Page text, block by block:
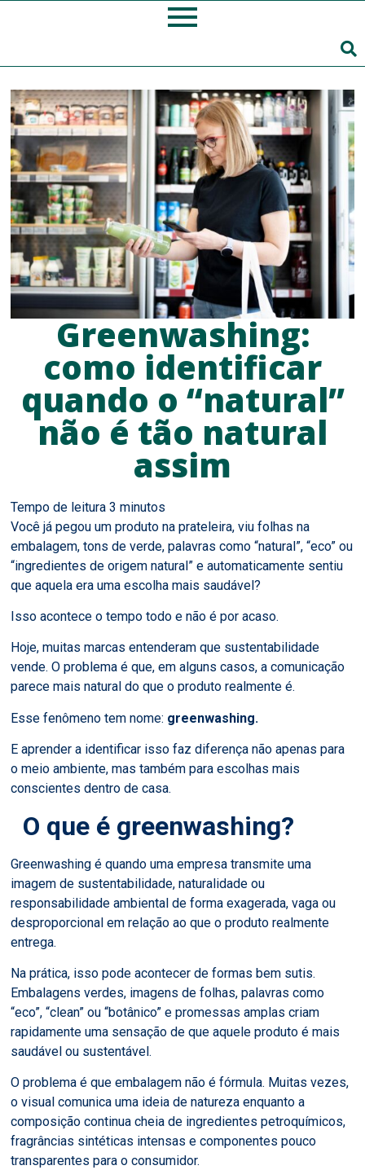
Greenwashing:
como identificar
quando o “natural”
não é tão natural
assim
Você já pegou um produto na prateleira, viu folhas na
embalagem, tons de verde, palavras como “natural”, “eco” ou
“ingredientes de origem natural” e automaticamente sentiu
que aquela era uma escolha mais saudável?
Isso acontece o tempo todo e não é por acaso.
Hoje, muitas marcas entenderam que sustentabilidade
vende. O problema é que, em alguns casos, a comunicação
parece mais natural do que o produto realmente é.
Esse fenômeno tem nome: greenwashing.
E aprender a identificar isso faz diferença não apenas para
o meio ambiente, mas também para escolhas mais
conscientes dentro de casa.
O que é greenwashing?
Greenwashing é quando uma empresa transmite uma
imagem de sustentabilidade, naturalidade ou
responsabilidade ambiental de forma exagerada, vaga ou
desproporcional em relação ao que o produto realmente
entrega.
Na prática, isso pode acontecer de formas bem sutis.
Embalagens verdes, imagens de folhas, palavras como
“eco”, “clean” ou “botânico” e promessas amplas criam
rapidamente uma sensação de que aquele produto é mais
saudável ou sustentável.
O problema é que embalagem não é fórmula. Muitas vezes,
o visual comunica uma ideia de natureza enquanto a
composição continua cheia de ingredientes petroquímicos,
fragrâncias sintéticas intensas e componentes pouco
transparentes para o consumidor.